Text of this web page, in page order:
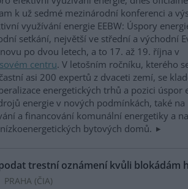
k už sedmé mezinárodní konferenci a
využívání energie EEBW: Úspory
setkání, největší ve střední a východní
po dvou letech, a to 17. až 19. října v
centru. V letošním ročníku, kterého
asi 200 expertů z dvaceti zemí, se
energetických trhů a pozici úspor
energie v nových podmínkách, také na
a financování komunální energetiky a
bytových domů.
trestní oznámení kvůli blokádám
(ČIA)